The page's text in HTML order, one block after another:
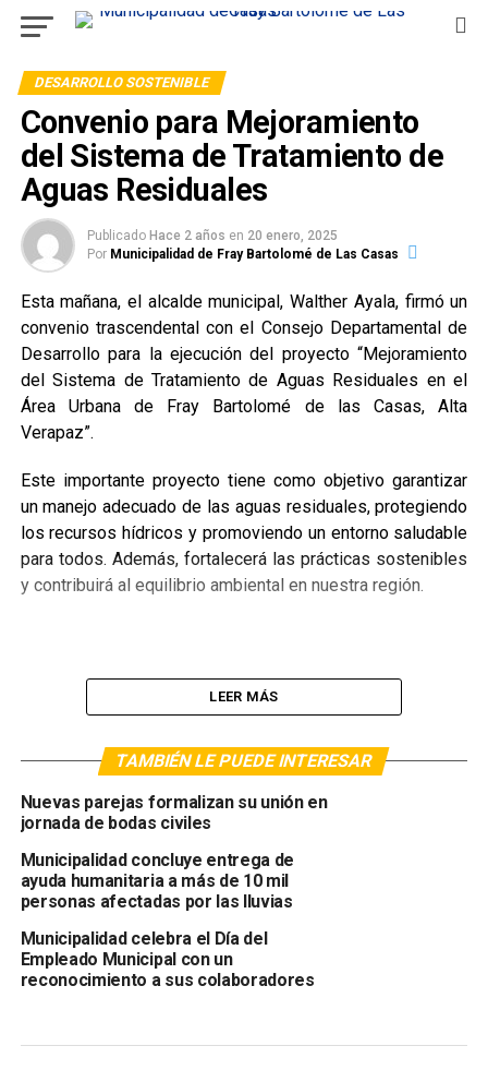
DESARROLLO SOSTENIBLE
Convenio para Mejoramiento
del Sistema de Tratamiento de
Aguas Residuales
Publicado Hace 2 años en 20 enero, 2025
Por Municipalidad de Fray Bartolomé de Las Casas
Esta mañana, el alcalde municipal, Walther Ayala, firmó un
convenio trascendental con el Consejo Departamental de
Desarrollo para la ejecución del proyecto “Mejoramiento
del Sistema de Tratamiento de Aguas Residuales en el
Área Urbana de Fray Bartolomé de las Casas, Alta
Verapaz”.
Este importante proyecto tiene como objetivo garantizar
un manejo adecuado de las aguas residuales, protegiendo
los recursos hídricos y promoviendo un entorno saludable
para todos. Además, fortalecerá las prácticas sostenibles
y contribuirá al equilibrio ambiental en nuestra región.
¡Seguimos trabajando por un municipio más limpio,
organizado y comprometido con el cuidado del medio
ambiente!
LEER MÁS
TAMBIÉN LE PUEDE INTERESAR
Nuevas parejas formalizan su unión en
jornada de bodas civiles
Municipalidad concluye entrega de
ayuda humanitaria a más de 10 mil
personas afectadas por las lluvias
Municipalidad celebra el Día del
Empleado Municipal con un
reconocimiento a sus colaboradores